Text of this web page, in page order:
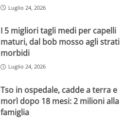
Luglio 24, 2026
I 5 migliori tagli medi per capelli
maturi, dal bob mosso agli strati
morbidi
Luglio 24, 2026
Tso in ospedale, cadde a terra e
morì dopo 18 mesi: 2 milioni alla
famiglia